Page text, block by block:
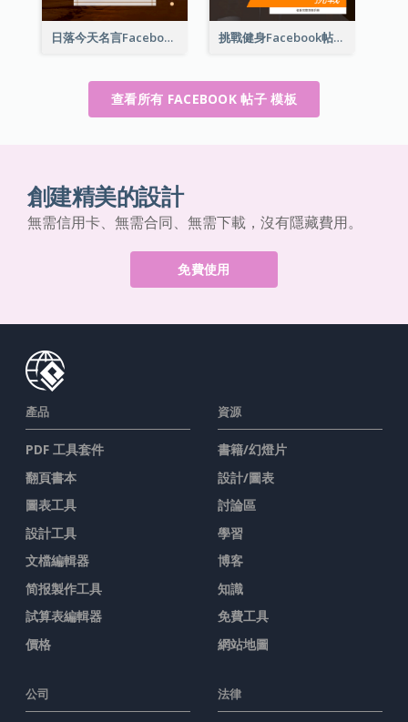
日落今天名言Facebook帖子 挑戰健身Facebook帖子
查看所有 FACEBOOK 帖子 模板
創建精美的設計
無需信用卡、無需合同、無需下載，沒有隱藏費用。
免費使用
產品
PDF 工具套件
翻頁書本
圖表工具
設計工具
文檔編輯器
简报製作工具
試算表編輯器
價格
資源
書籍/幻燈片
設計/圖表
討論區
學習
博客
知識
免費工具
網站地圖
公司 法律